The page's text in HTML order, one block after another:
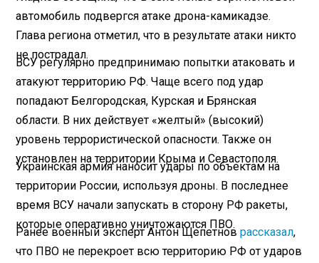
автомобиль подвергся атаке дрона-камикадзе.
Глава региона отметил, что в результате атаки никто
не пострадал.
ВСУ регулярно предпринимаю попытки атаковать и
атакуют территорию РФ. Чаще всего под удар
попадают Белгородская, Курская и Брянская
области. В них действует «желтый» (высокий)
уровень террористической опасности. Также он
установлен на территории Крыма и Севастополя.
Украинская армия наносит удары по объектам на
территории России, используя дроны. В последнее
время ВСУ начали запускать в сторону РФ ракеты,
которые оперативно уничтожаются ПВО.
Ранее военный эксперт Антон Щепетноврассказал,
что ПВО не перекроет всю территорию РФ от ударов